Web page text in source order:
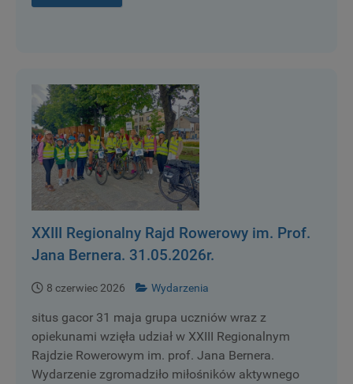
XXIII Regionalny Rajd Rowerowy im. Prof.
Jana Bernera. 31.05.2026r.
8 czerwiec 2026 Wydarzenia
situs gacor 31 maja grupa uczniów wraz z
opiekunami wzięła udział w XXIII Regionalnym
Rajdzie Rowerowym im. prof. Jana Bernera.
Wydarzenie zgromadziło miłośników aktywnego